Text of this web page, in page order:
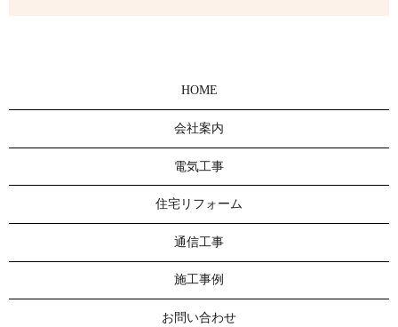
HOME
会社案内
電気工事
住宅リフォーム
通信工事
施工事例
お問い合わせ